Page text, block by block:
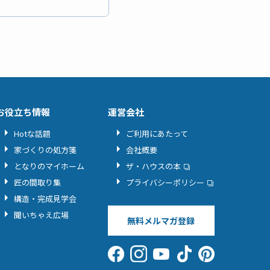
役立ち情報
Hotな話題
家づくりの処方箋
となりのマイホーム
匠の間取り集
構造・完成見学会
聞いちゃえ広場
運営会社
ご利用にあたって
会社概要
ザ・ハウスの本
プライバシーポリシー
無料メルマガ登録